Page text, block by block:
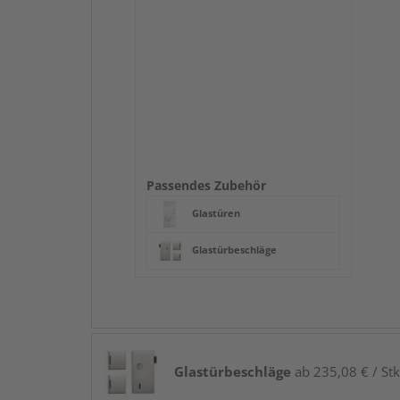
Passendes Zubehör
Glastüren
Glastürbeschläge
Glastürbeschläge ab 235,08 € /